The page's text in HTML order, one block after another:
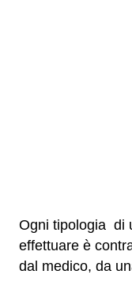
Ogni tipologia di
effettuare è
dal medico, da